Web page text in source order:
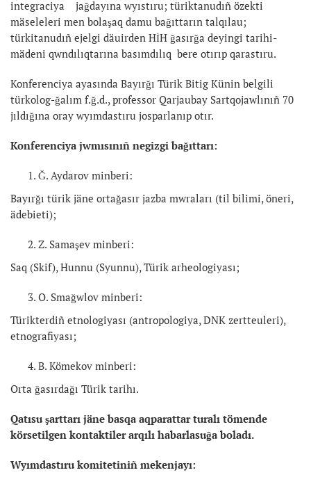
integraciya jağdayına wyıstıru; türiktanudıñ özekti
mäseleleri men bolaşaq damu bağıttarın talqılau;
türkitanudıñ ejelgi däuirden HİH ğasırğa deyingi tarihi-
mädeni qwndılıqtarına basımdılıq bere otırıp qarastıru.
Konferenciya ayasında Bayırğı Türik Bitig Künin belgili
türkolog-ğalım f.ğ.d., professor Qarjaubay Sartqojawlınıñ 70
jıldığına oray wyımdastıru josparlanıp otır.
Konferenciya jwmısınıñ negizgi bağıttarı:
Ğ. Aydarov minberi:
Bayırğı türik jäne ortağasır jazba mwraları (til bilimi, öneri,
ädebieti);
Z. Samaşev minberi:
Saq (Skif), Hunnu (Syunnu), Türik arheologiyası;
O. Smağwlov minberi:
Türikterdiñ etnologiyası (antropologiya, DNK zertteuleri),
etnografiyası;
B. Kömekov minberi:
Orta ğasırdağı Türik tarihı.
Qatısu şarttarı jäne basqa aqparattar turalı tömende
körsetilgen kontaktiler arqılı habarlasuğa boladı.
Wyımdastıru komitetiniñ mekenjayı: